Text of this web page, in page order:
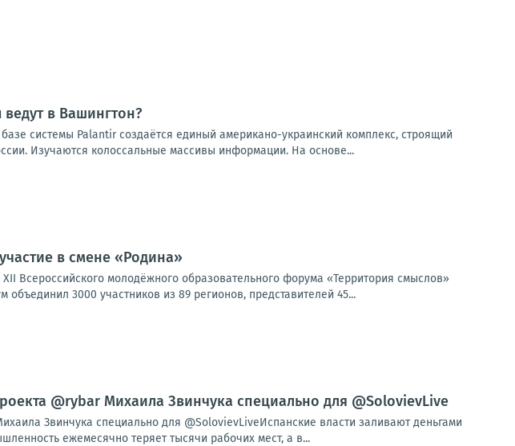
в Вашингтон?
системы Palantir создаётся единый американо-украинский комплекс, строящий
Изучаются колоссальные массивы информации. На основе...
в смене «Родина»
Всероссийского молодёжного образовательного форума «Территория смыслов»
3000 участников из 89 регионов, представителей 45...
@rybar Михаила Звинчука специально для @SolovievLive
Звинчука специально для @SolovievLiveИспанские власти заливают деньгами
ежемесячно теряет тысячи рабочих мест, а в...